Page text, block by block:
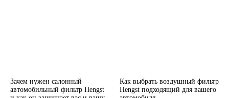
Зачем нужен салонный
автомобильный фильтр Hengst
Как выбрать воздушный фильтр
Hengst подходящий для вашего